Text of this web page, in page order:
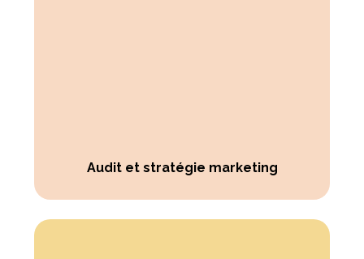
Audit et stratégie marketing